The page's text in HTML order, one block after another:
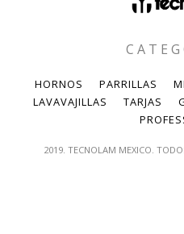
HORNOS PARRILLAS
LAVAVAJILLAS
TARJAS
2019. TECNOLAM MEXICO.